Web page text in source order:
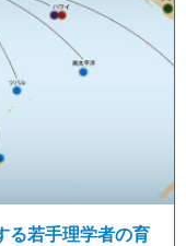
る若手理学者の育